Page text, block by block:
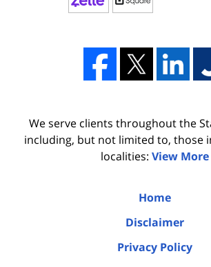
We serve clients throughout the
including, but not limited to, those
localities: View More
Home
Disclaimer
Privacy Policy